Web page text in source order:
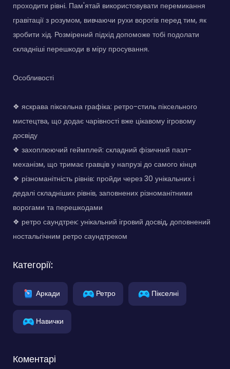
проходити рівні. Пам'ятай використовувати перемикання
гравітації з розумом, вивчаючи рухи ворогів перед тим, як
зробити хід. Розмірений підхід допоможе тобі подолати
складніші перешкоди в міру просування.
Особливості
❖ яскрава піксельна графіка: ретро-стиль піксельного
мистецтва, що додає чарівності вже цікавому ігровому
досвіду
❖ захоплюючий геймплей: складний фізичний пазл-
механізм, що тримає гравців у напрузі до самого кінця
❖ різноманітність рівнів: пройди через 30 унікальних і
дедалі складніших рівнів, заповнених різноманітними
ворогами та перешкодами
❖ ретро саундтрек: унікальний ігровий досвід, доповнений
ностальгічним ретро саундтреком
Категорії:
Аркади Ретро Пікселні
Навички
Коментарі